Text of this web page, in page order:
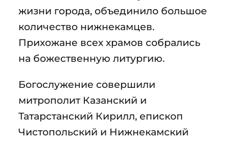
жизни города, объединило большое
количество нижнекамцев.
Прихожане всех храмов собрались
на божественную литургию.
Богослужение совершили
митрополит Казанский и
Татарстанский Кирилл, епископ
Чистопольский и Нижнекамский